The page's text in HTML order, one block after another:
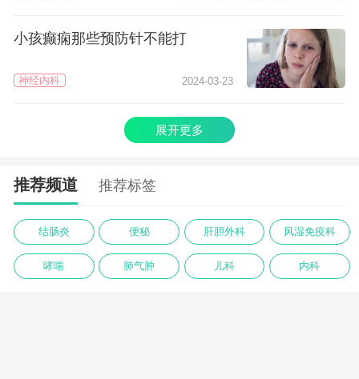
小孩癫痫那些预防针不能打
神经内科 2024-03-23
展开更多
推荐频道 推荐标签
结肠炎 便秘 肝胆外科 风湿免疫科
哮喘 肺气肿 儿科 内科